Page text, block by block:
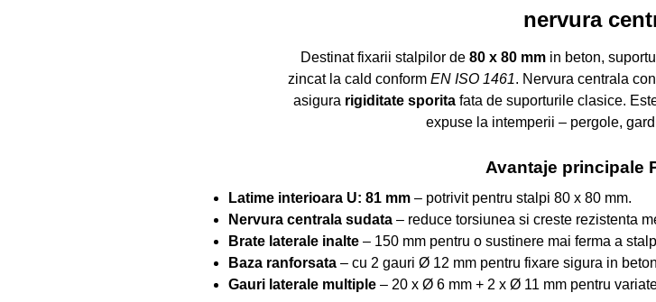
nervura
Destinat fixarii stalpilor de 80 x 80 mmin beton, suportul
zincat la cald conform EN ISO 1461. Nervura centrala
asigura rigiditate sporita fata de suporturile clasice.
expuse la intemperii – pergole,
Avantaje principale
Latime interioara U: 81 mm – potrivit pentru stalpi 80 x 80 mm.
Nervura centrala sudata – reduce torsiunea si creste rezistenta
Brate laterale inalte – 150 mm pentru o sustinere mai ferma a
Baza ranforsata – cu 2 gauri Ø 12 mm pentru fixare sigura in
Gauri laterale multiple – 20 x Ø 6 mm + 2 x Ø 11 mm pentru